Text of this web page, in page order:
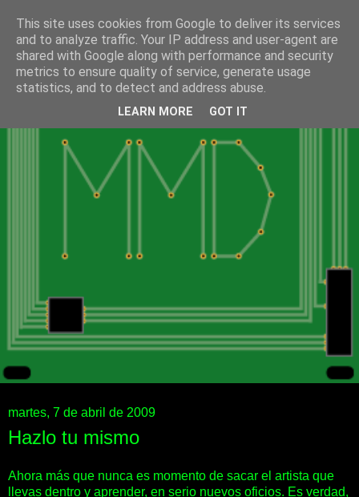
martes, 7 de abril de 2009
Hazlo tu mismo
Ahora más que nunca es momento de sacar el artista que
llevas dentro y aprender, en serio nuevos oficios. Es verdad,
This site uses cookies from Google to deliver its services
and to analyze traffic. Your IP address and user-agent are
shared with Google along with performance and security
metrics to ensure quality of service, generate usage
statistics, and to detect and address abuse.
LEARN MORE GOT IT